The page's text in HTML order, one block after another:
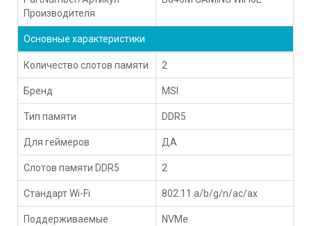
Производителя
Основные характеристики
Количество слотов памяти 2
Бренд MSI
Тип памяти DDR5
Для геймеров ДА
Слотов памяти DDR5 2
Стандарт Wi-Fi 802.11 a/b/g/n/ac/ax
Поддерживаемые
NVMe